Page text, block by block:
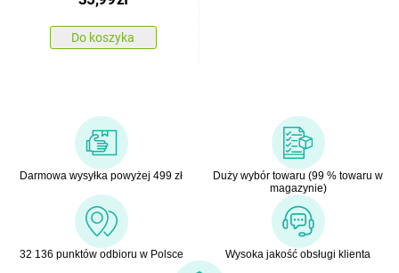
Do koszyka
Darmowa wysyłka powyżej 499 zł
Duży wybór towaru (99 % towaru w
magazynie)
32 136 punktów odbioru w Polsce Wysoka jakość obsługi klienta